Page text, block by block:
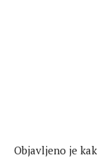
Objavljeno je